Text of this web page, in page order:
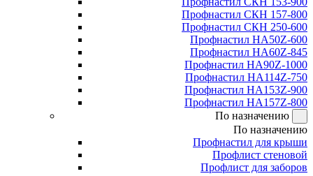
Профнастил СКН 157-800
Профнастил СКН 250-600
Профнастил НА50Z-600
Профнастил НА60Z-845
Профнастил НА90Z-1000
Профнастил НА114Z-750
Профнастил НА153Z-900
Профнастил НА157Z-800
По назначению
По назначению
Профнастил для крыши
Профлист стеновой
Профлист для заборов